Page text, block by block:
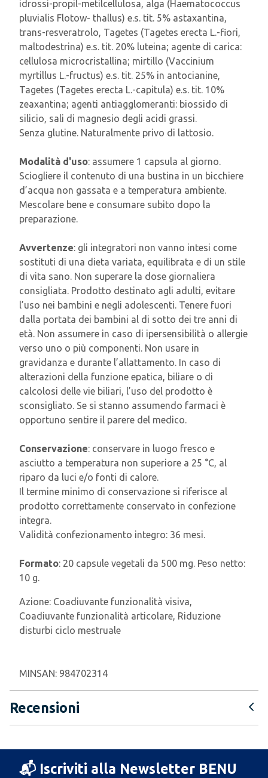
idrossi-propil-metilcellulosa, alga (Haematococcus
pluvialis Flotow- thallus) e.s. tit. 5% astaxantina,
trans-resveratrolo, Tagetes (Tagetes erecta L.-fiori,
maltodestrina) e.s. tit. 20% luteina; agente di carica:
cellulosa microcristallina; mirtillo (Vaccinium
myrtillus L.-fructus) e.s. tit. 25% in antocianine,
Tagetes (Tagetes erecta L.-capitula) e.s. tit. 10%
zeaxantina; agenti antiagglomeranti: biossido di
silicio, sali di magnesio degli acidi grassi.
Senza glutine. Naturalmente privo di lattosio.
Modalità d'uso: assumere 1 capsula al giorno.
Sciogliere il contenuto di una bustina in un bicchiere
d’acqua non gassata e a temperatura ambiente.
Mescolare bene e consumare subito dopo la
preparazione.
Avvertenze: gli integratori non vanno intesi come
sostituti di una dieta variata, equilibrata e di un stile
di vita sano. Non superare la dose giornaliera
consigliata. Prodotto destinato agli adulti, evitare
l’uso nei bambini e negli adolescenti. Tenere fuori
dalla portata dei bambini al di sotto dei tre anni di
età. Non assumere in caso di ipersensibilità o allergie
verso uno o più componenti. Non usare in
gravidanza e durante l’allattamento. In caso di
alterazioni della funzione epatica, biliare o di
calcolosi delle vie biliari, l’uso del prodotto è
sconsigliato. Se si stanno assumendo farmaci è
opportuno sentire il parere del medico.
Conservazione: conservare in luogo fresco e
asciutto a temperatura non superiore a 25 °C, al
riparo da luci e/o fonti di calore.
Il termine minimo di conservazione si riferisce al
prodotto correttamente conservato in confezione
integra.
Validità confezionamento integro: 36 mesi.
Formato: 20 capsule vegetali da 500 mg. Peso netto:
10 g.
Azione: Coadiuvante funzionalità visiva,
Coadiuvante funzionalità articolare, Riduzione
disturbi ciclo mestruale
MINSAN: 984702314
Recensioni
📬 Iscriviti alla Newsletter BENU